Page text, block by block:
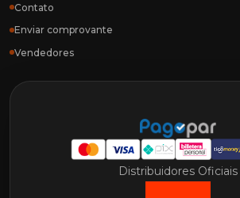
Contato
Enviar comprovante
Vendedores
Distribuidores Oficiais